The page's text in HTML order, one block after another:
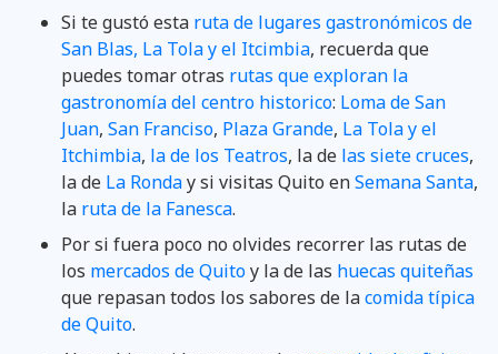
Si te gustó esta ruta de lugares gastronómicos de
San Blas, La Tola y el Itcimbia, recuerda que
puedes tomar otras rutas que exploran la
gastronomía del centro historico: Loma de San
Juan, San Franciso, Plaza Grande, La Tola y el
Itchimbia, la de los Teatros, la de las siete cruces,
la de La Ronday si visitas Quito enSemana Santa,
la ruta de la Fanesca.
Por si fuera poco no olvides recorrer las rutas de
los mercados de Quitoy la de las huecas quiteñas
que repasan todos los sabores de lacomida típica
de Quito.